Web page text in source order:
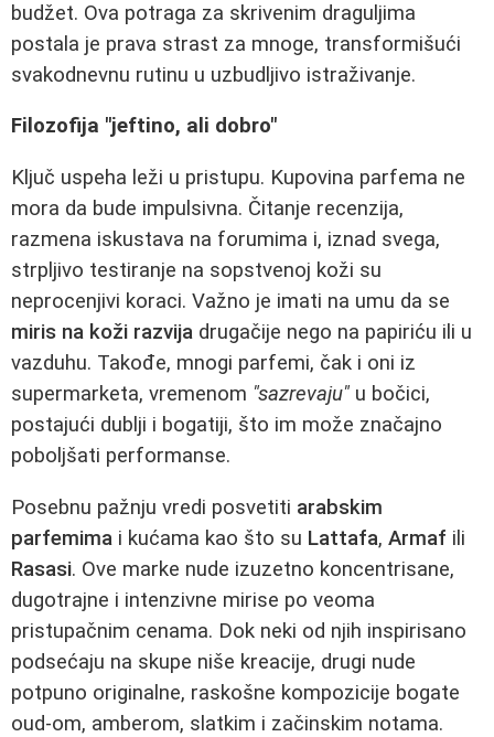
budžet. Ova potraga za skrivenim draguljima
postala je prava strast za mnoge, transformišući
svakodnevnu rutinu u uzbudljivo istraživanje.
Filozofija "jeftino, ali dobro"
Ključ uspeha leži u pristupu. Kupovina parfema ne
mora da bude impulsivna. Čitanje recenzija,
razmena iskustava na forumima i, iznad svega,
strpljivo testiranje na sopstvenoj koži su
neprocenjivi koraci. Važno je imati na umu da se
miris na koži razvija drugačije nego na papiriću ili u
vazduhu. Takođe, mnogi parfemi, čak i oni iz
supermarketa, vremenom "sazrevaju" u bočici,
postajući dublji i bogatiji, što im može značajno
poboljšati performanse.
Posebnu pažnju vredi posvetiti arabskim
parfemima i kućama kao što su Lattafa, Armaf ili
Rasasi. Ove marke nude izuzetno koncentrisane,
dugotrajne i intenzivne mirise po veoma
pristupačnim cenama. Dok neki od njih inspirisano
podsećaju na skupe niše kreacije, drugi nude
potpuno originalne, raskošne kompozicije bogate
oud-om, amberom, slatkim i začinskim notama.